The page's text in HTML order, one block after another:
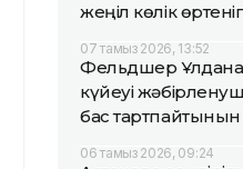
жеңіл көлік
07 тамыз 2026, 13:52
Фельдшер
күйеуі
бас тартпайтынын
06 тамыз 2026, 09:24